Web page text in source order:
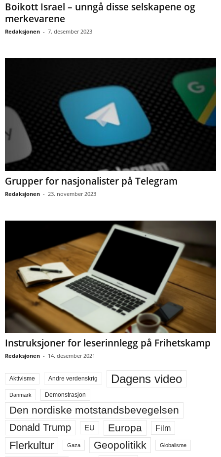
Boikott Israel – unngå disse selskapene og
merkevarene
Redaksjonen - 7. desember 2023
Grupper for nasjonalister på Telegram
Redaksjonen - 23. november 2023
Instruksjoner for leserinnlegg på Frihetskamp
Redaksjonen - 14. desember 2021
Aktivisme Andre verdenskrig Dagens video
Danmark Demonstrasjon
Den nordiske motstandsbevegelsen
Donald Trump EU Europa Film
Flerkultur Gaza Geopolitikk Globalisme